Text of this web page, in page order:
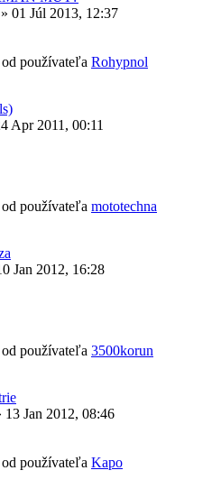
» 01 Júl 2013, 12:37
od používateľa Rohypnol
Apr 2011, 00:11
od používateľa mototechna
Jan 2012, 16:28
od používateľa 3500korun
13 Jan 2012, 08:46
od používateľa Kapo